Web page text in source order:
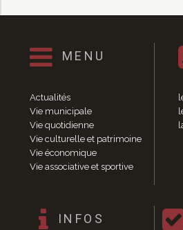
Délibérations 2014
Délibérations 2013
Délibérations 2011
Délibérations 2010
Délibérations 2009
Délibérations 2008
Agenda réunions publiques
Marchés publics
Vie quotidienne
MENU
Actualités
Vie municipale
Vie quotidienne
Vie culturelle et patrimoine
Vie économique
Vie associative et sportive
INFOS